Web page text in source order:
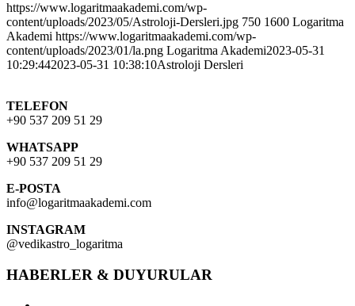
https://www.logaritmaakademi.com/wp-
content/uploads/2023/05/Astroloji-Dersleri.jpg 750 1600 Logaritma
Akademi https://www.logaritmaakademi.com/wp-
content/uploads/2023/01/la.png Logaritma Akademi2023-05-31
10:29:442023-05-31 10:38:10Astroloji Dersleri
TELEFON
+90 537 209 51 29
WHATSAPP
+90 537 209 51 29
E-POSTA
info@logaritmaakademi.com
INSTAGRAM
@vedikastro_logaritma
HABERLER & DUYURULAR